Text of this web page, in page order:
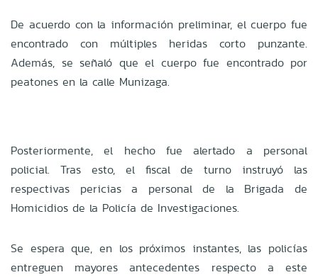
De acuerdo con la información preliminar, el cuerpo fue
encontrado con múltiples heridas corto punzante.
Además, se señaló que el cuerpo fue encontrado por
peatones en la calle Munizaga.
Posteriormente, el hecho fue alertado a personal
policial. Tras esto, el fiscal de turno instruyó las
respectivas pericias a personal de la Brigada de
Homicidios de la Policía de Investigaciones.
Se espera que, en los próximos instantes, las policías
entreguen mayores antecedentes respecto a este